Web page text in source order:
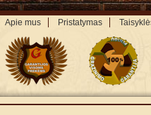
Apie mus Pristatymas